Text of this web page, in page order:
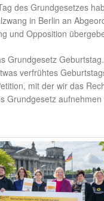
des Grundgesetzes
in Berlin an
und Opposition
Grundgesetz
verfrühtes
mit der wir das
Grundgesetz aufnehmen